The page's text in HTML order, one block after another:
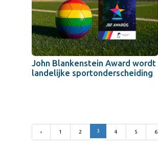
John Blankenstein Award wordt
landelijke sportonderscheiding
‹ 1 2 3 4 5 6